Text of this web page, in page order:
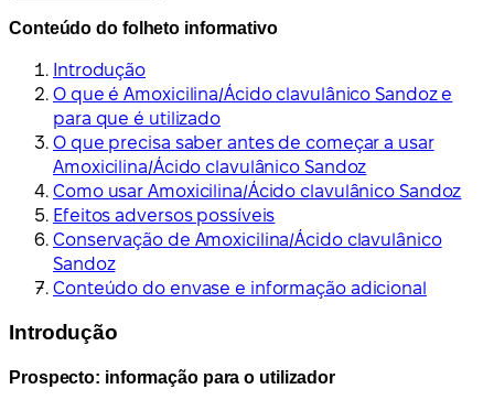
Conteúdo do folheto informativo
Introdução
O que é Amoxicilina/Ácido clavulânico Sandoz e
para que é utilizado
O que precisa saber antes de começar a usar
Amoxicilina/Ácido clavulânico Sandoz
Como usar Amoxicilina/Ácido clavulânico Sandoz
Efeitos adversos possíveis
Conservação de Amoxicilina/Ácido clavulânico
Sandoz
Conteúdo do envase e informação adicional
Introdução
Prospecto: informação para o utilizador